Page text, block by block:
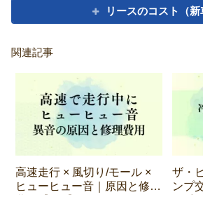
リースのコスト（新
関連記事
高速走行 × 風切り/モール ×
ヒューヒュー音｜原因と修理
ザ・
ンプ